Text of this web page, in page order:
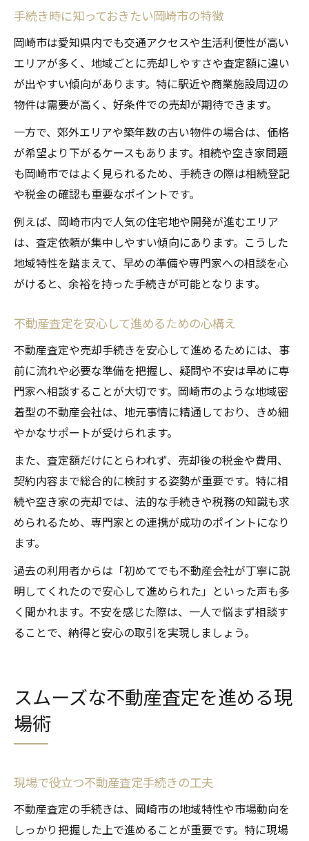
手続き時に知っておきたい岡崎市の特徴
岡崎市は愛知県内でも交通アクセスや生活利便性が高い
エリアが多く、地域ごとに売却しやすさや査定額に違い
が出やすい傾向があります。特に駅近や商業施設周辺の
物件は需要が高く、好条件での売却が期待できます。
一方で、郊外エリアや築年数の古い物件の場合は、価格
が希望より下がるケースもあります。相続や空き家問題
も岡崎市ではよく見られるため、手続きの際は相続登記
や税金の確認も重要なポイントです。
例えば、岡崎市内で人気の住宅地や開発が進むエリア
は、査定依頼が集中しやすい傾向にあります。こうした
地域特性を踏まえて、早めの準備や専門家への相談を心
がけると、余裕を持った手続きが可能となります。
不動産査定を安心して進めるための心構え
不動産査定や売却手続きを安心して進めるためには、事
前に流れや必要な準備を把握し、疑問や不安は早めに専
門家へ相談することが大切です。岡崎市のような地域密
着型の不動産会社は、地元事情に精通しており、きめ細
やかなサポートが受けられます。
また、査定額だけにとらわれず、売却後の税金や費用、
契約内容まで総合的に検討する姿勢が重要です。特に相
続や空き家の売却では、法的な手続きや税務の知識も求
められるため、専門家との連携が成功のポイントになり
ます。
過去の利用者からは「初めてでも不動産会社が丁寧に説
明してくれたので安心して進められた」といった声も多
く聞かれます。不安を感じた際は、一人で悩まず相談す
ることで、納得と安心の取引を実現しましょう。
スムーズな不動産査定を進める現
場術
現場で役立つ不動産査定手続きの工夫
不動産査定の手続きは、岡崎市の地域特性や市場動向を
しっかり把握した上で進めることが重要です。特に現場